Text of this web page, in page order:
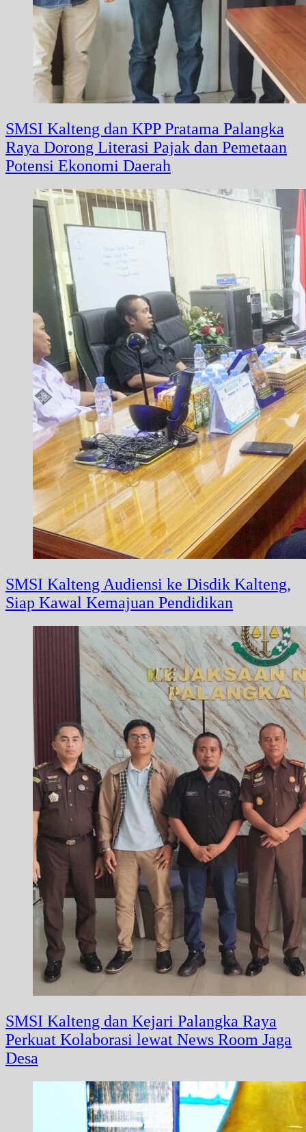
SMSI Kalteng dan KPP Pratama Palangka
Raya Dorong Literasi Pajak dan Pemetaan
Potensi Ekonomi Daerah
SMSI Kalteng Audiensi ke Disdik Kalteng,
Siap Kawal Kemajuan Pendidikan
SMSI Kalteng dan Kejari Palangka Raya
Perkuat Kolaborasi lewat News Room Jaga
Desa